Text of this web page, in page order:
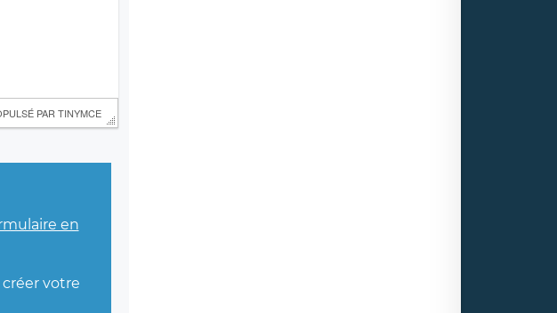
PAR TINYMCE
en
votre